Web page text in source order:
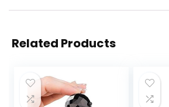
Related Products